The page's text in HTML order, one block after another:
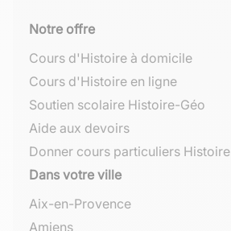
Notre offre
Cours d'Histoire à domicile
Cours d'Histoire en ligne
Soutien scolaire Histoire-Géo
Aide aux devoirs
Donner cours particuliers Histoire
Dans votre ville
Aix-en-Provence
Amiens